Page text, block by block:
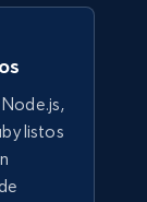
and
listos